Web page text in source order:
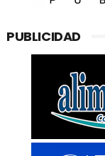
PUBLICIDAD